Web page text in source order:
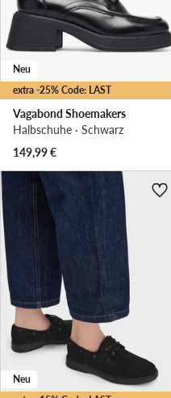
extra -25% Code: LAST
Neu
Vagabond Shoemakers
Halbschuhe · Schwarz
149,99€
Neu